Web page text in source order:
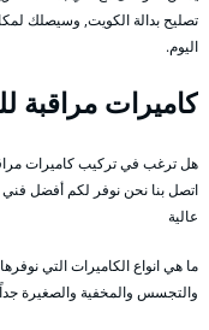
تصليح بدالة الكويت, وسيصلك
اليوم.
كاميرات مراقبة
هل ترغب في تركيب كاميرات
اتصل بنا نحن نوفر لكم أفضل فني
عالية
ما هي انواع الكاميرات التي
والتجسس والمخفية والصغيرة جداً